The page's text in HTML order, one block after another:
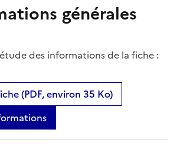
générales
des informations de la fiche :
(PDF, environ 35 Ko)